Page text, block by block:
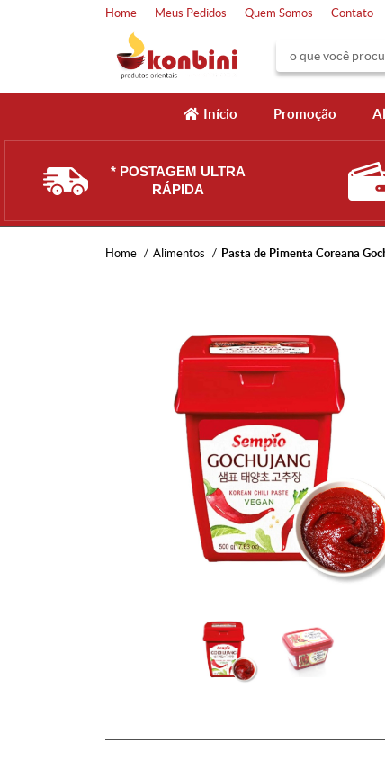
Home Meus Pedidos Quem Somos Contato
Início Promoção
* POSTAGEM ULTRA
RÁPIDA
Home Alimentos Pasta de Pimenta Coreana